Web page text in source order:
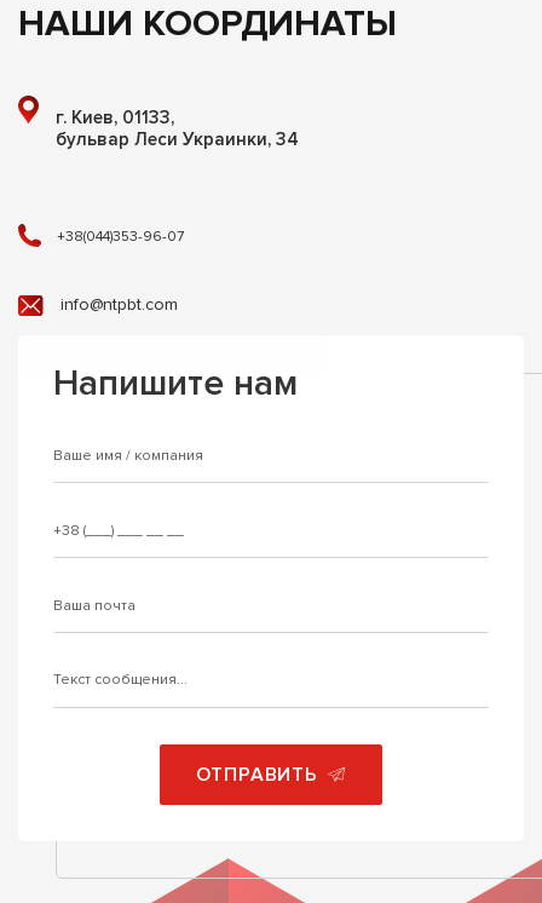
НАШИ КООРДИНАТЫ
г. Киев, 01133,
бульвар Леси Украинки, 34
+38(044)353-96-07
info@ntpbt.com
Напишите нам
ОТПРАВИТЬ